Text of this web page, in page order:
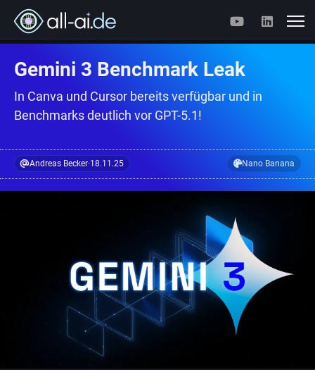
Gemini 3 Benchmark Leak
In Canva und Cursor bereits verfügbar und in
Benchmarks deutlich vor GPT-5.1!
Andreas Becker·18.11.25 Nano Banana